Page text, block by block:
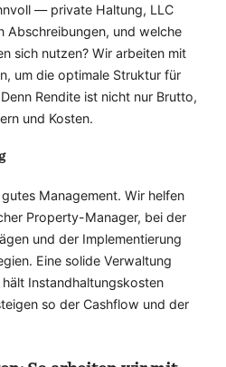
— private Haltung, LLC
Abschreibungen, und welche
sich nutzen? Wir arbeiten mit
um die optimale Struktur für
Rendite ist nicht nur Brutto,
und Kosten.
Management. Wir helfen
Property-Manager, bei der
und der Implementierung
Eine solide Verwaltung
Instandhaltungskosten
so der Cashflow und der